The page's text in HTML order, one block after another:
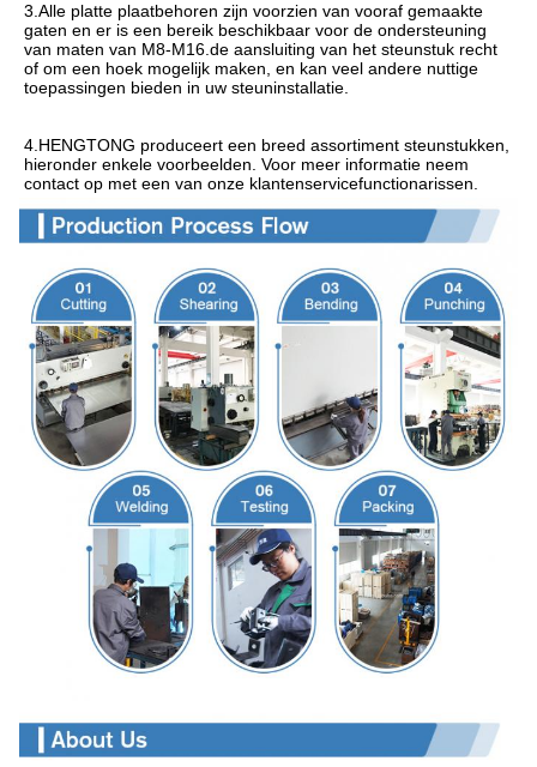
3.Alle platte plaatbehoren zijn voorzien van vooraf gemaakte
gaten en er is een bereik beschikbaar voor de ondersteuning
van maten van M8-M16.de aansluiting van het steunstuk recht
of om een hoek mogelijk maken, en kan veel andere nuttige
toepassingen bieden in uw steuninstallatie.
4.HENGTONG produceert een breed assortiment steunstukken,
hieronder enkele voorbeelden. Voor meer informatie neem
contact op met een van onze klantenservicefunctionarissen.